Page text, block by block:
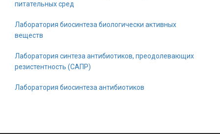
питательных сред
Лаборатория биосинтеза биологически активных
веществ
Лаборатория синтеза антибиотиков, преодолевающих
резистентность (САПР)
Лаборатория биосинтеза антибиотиков